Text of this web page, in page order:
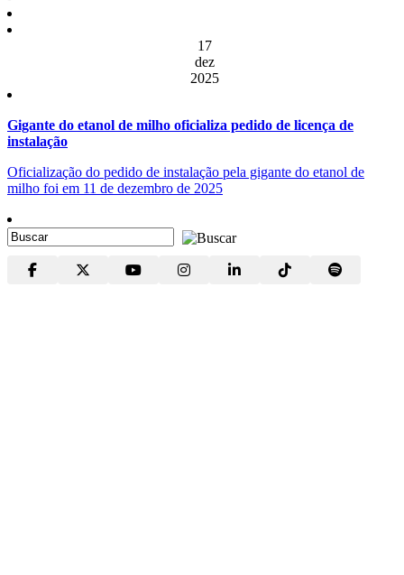
17
dez
2025
Gigante do etanol de milho oficializa pedido de licença de
instalação
Oficialização do pedido de instalação pela gigante do etanol de
milho foi em 11 de dezembro de 2025